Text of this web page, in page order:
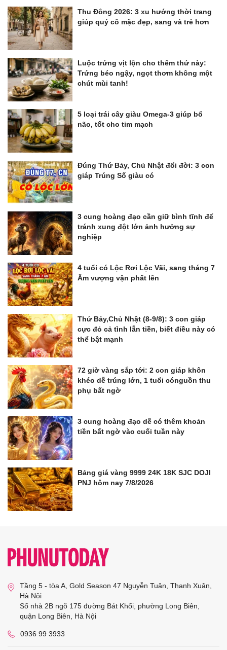
Thu Đông 2026: 3 xu hướng thời trang
giúp quý cô mặc đẹp, sang và trẻ hơn
Luộc trứng vịt lộn cho thêm thứ này:
Trứng béo ngậy, ngọt thơm không một
chút mùi tanh!
5 loại trái cây giàu Omega-3 giúp bổ
não, tốt cho tim mạch
Đúng Thứ Bảy, Chủ Nhật đổi đời: 3 con
giáp Trúng Số giàu có
3 cung hoàng đạo cần giữ bình tĩnh để
tránh xung đột lớn ảnh hưởng sự
nghiệp
4 tuổi có Lộc Rơi Lộc Vãi, sang tháng 7
Âm vượng vận phất lên
Thứ Bảy,Chủ Nhật (8-9/8): 3 con giáp
cực đỏ cả tình lẫn tiền, biết điều này có
thể bật mạnh
72 giờ vàng sắp tới: 2 con giáp khôn
khéo dễ trúng lớn, 1 tuổi cónguồn thu
phụ bất ngờ
3 cung hoàng đạo dễ có thêm khoản
tiền bất ngờ vào cuối tuần này
Bảng giá vàng 9999 24K 18K SJC DOJI
PNJ hôm nay 7/8/2026
Tầng 5 - tòa A, Gold Season 47 Nguyễn Tuân, Thanh Xuân,
Hà Nội
Số nhà 2B ngõ 175 đường Bát Khối, phường Long Biên,
quận Long Biên, Hà Nội
0936 99 3933